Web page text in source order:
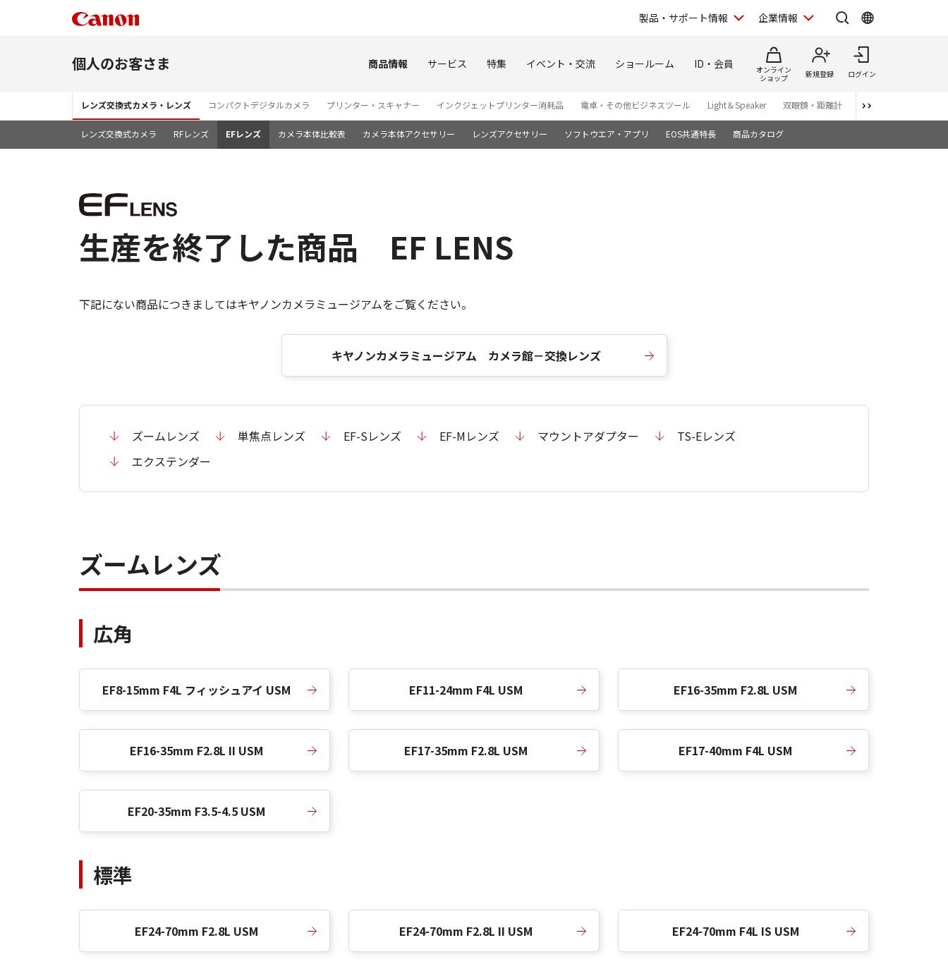
製品・サポート情報 企業情報
個人のお客さま 商品情報 サービス 特集 イベント・交流 ショールーム ID・会員
オンライン
ショップ
新規登録 ログイン
レンズ交換式カメラ・レンズ コンパクトデジタルカメラ プリンター・スキャナー インクジェットプリンター消耗品 電卓・その他ビジネスツール Light＆Speaker 双眼鏡・距離計 写真集
レンズ交換式カメラ RFレンズ EFレンズ カメラ本体比較表 カメラ本体アクセサリー レンズアクセサリー ソフトウエア・アプリ EOS共通特長 商品カタログ
生産を終了した商品 EF LENS
下記にない商品につきましてはキヤノンカメラミュージアムをご覧ください。
キヤノンカメラミュージアム カメラ館－交換レンズ
ズームレンズ 単焦点レンズ EF-Sレンズ EF-Mレンズ マウントアダプター
TS-Eレンズ
エクステンダー
ズームレンズ
広角
EF8-15mm F4L フィッシュアイ USM EF11-24mm F4L USM EF16-35mm F2.8L USM
EF16-35mm F2.8L II USM EF17-35mm F2.8L USM EF17-40mm F4L USM
EF20-35mm F3.5-4.5 USM
標準
EF24-70mm F2.8L USM EF24-70mm F2.8L II USM EF24-70mm F4L IS USM